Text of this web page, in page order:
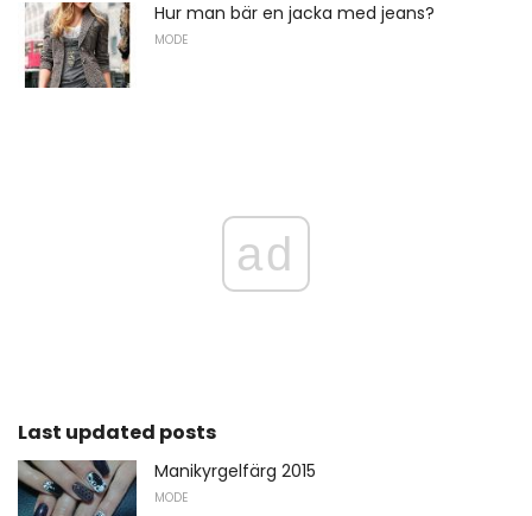
Hur man bär en jacka med jeans?
MODE
ad
Last updated posts
Manikyrgelfärg 2015
MODE